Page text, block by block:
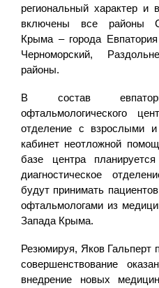
региональный характер и
включены все районы
Крыма – города
Черноморский,
районы.
В состав
офтальмологического
отделение с взрослыми
кабинет неотложной
базе центра
диагностическое
будут принимать
офтальмологами из
Запада Крыма.
Резюмируя, Яков Гальперт
совершенствование
внедрение новых